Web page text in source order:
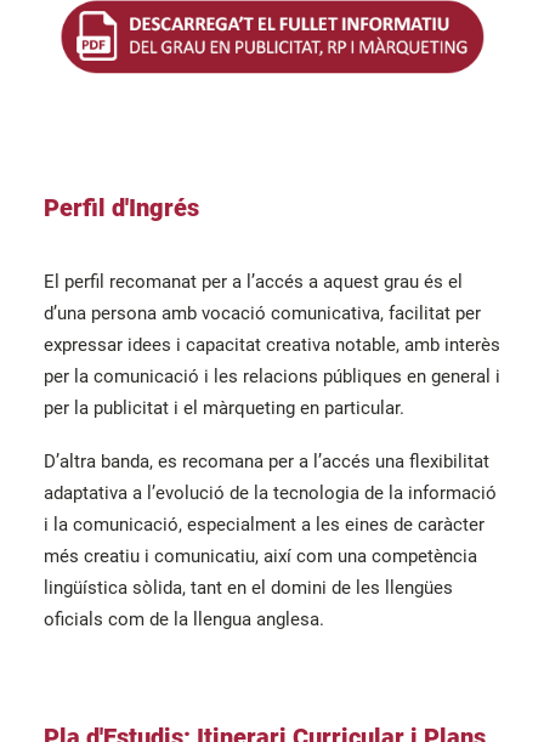
Perfil d'Ingrés
El perfil recomanat per a l’accés a aquest grau és el
d’una persona amb vocació comunicativa, facilitat per
expressar idees i capacitat creativa notable, amb interès
per la comunicació i les relacions públiques en general i
per la publicitat i el màrqueting en particular.
D’altra banda, es recomana per a l’accés una flexibilitat
adaptativa a l’evolució de la tecnologia de la informació
i la comunicació, especialment a les eines de caràcter
més creatiu i comunicatiu, així com una competència
lingüística sòlida, tant en el domini de les llengües
oficials com de la llengua anglesa.